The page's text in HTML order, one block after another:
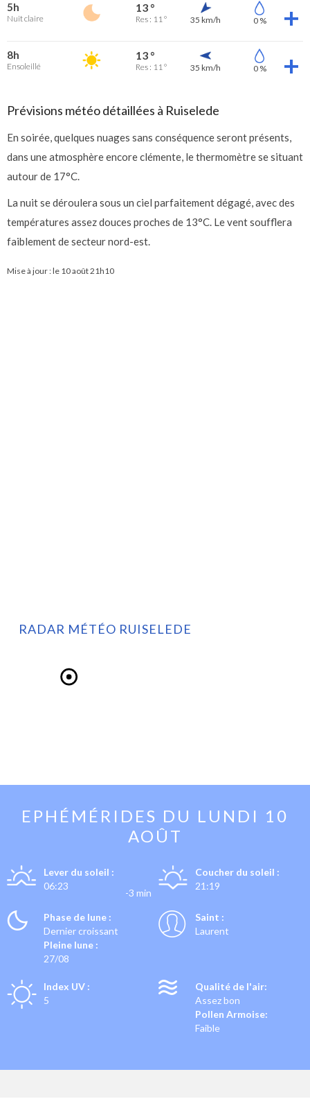
5h
Nuit claire
13 °
Res : 11 ° 35 km/h 0 %
8h
Ensoleillé
13 °
Res : 11 ° 35 km/h 0 %
Prévisions météo détaillées à Ruiselede
En soirée, quelques nuages sans conséquence seront présents,
dans une atmosphère encore clémente, le thermomètre se situant
autour de 17°C.
La nuit se déroulera sous un ciel parfaitement dégagé, avec des
températures assez douces proches de 13°C. Le vent soufflera
faiblement de secteur nord-est.
Mise à jour : le 10 août 21h10
RADAR MÉTÉO RUISELEDE
EPHÉMÉRIDES DU LUNDI 10
AOÛT
Lever du soleil :
06:23
-3 min
Coucher du soleil :
21:19
Phase de lune :
Dernier croissant
Pleine lune :
27/08
Saint :
Laurent
Index UV :
5
Qualité de l'air:
Assez bon
Pollen Armoise:
Faible